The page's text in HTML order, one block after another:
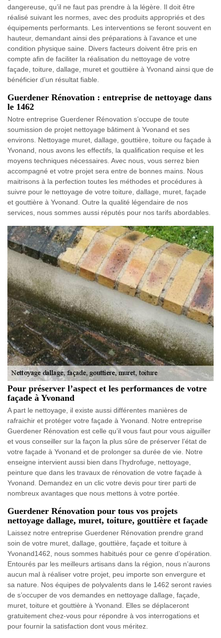
dangereuse, qu’il ne faut pas prendre à la légère. Il doit être
réalisé suivant les normes, avec des produits appropriés et des
équipements performants. Les interventions se feront souvent en
hauteur, demandant ainsi des préparations à l’avance et une
condition physique saine. Divers facteurs doivent être pris en
compte afin de faciliter la réalisation du nettoyage de votre
façade, toiture, dallage, muret et gouttière à Yvonand ainsi que de
bénéficier d’un résultat fiable.
Guerdener Rénovation : entreprise de nettoyage dans
le 1462
Notre entreprise Guerdener Rénovation s’occupe de toute
soumission de projet nettoyage bâtiment à Yvonand et ses
environs. Nettoyage muret, dallage, gouttière, toiture ou façade à
Yvonand, nous avons les effectifs, la qualification requise et les
moyens techniques nécessaires. Avec nous, vous serrez bien
accompagné et votre projet sera entre de bonnes mains. Nous
maitrisons à la perfection toutes les méthodes et procédures à
suivre pour le nettoyage de votre toiture, dallage, muret, façade
et gouttière à Yvonand. Outre la qualité légendaire de nos
services, nous sommes aussi réputés pour nos tarifs abordables.
Pour préserver l’aspect et les performances de votre
façade à Yvonand
A part le nettoyage, il existe aussi différentes manières de
rafraichir et protéger votre façade à Yvonand. Notre entreprise
Guerdener Rénovation est celle qu’il vous faut pour vous aiguiller
et vous conseiller sur la façon la plus sûre de préserver l’état de
votre façade à Yvonand et de prolonger sa durée de vie. Notre
enseigne intervient aussi bien dans l’hydrofuge, nettoyage,
peinture que dans les travaux de rénovation de votre façade à
Yvonand. Demandez en un clic votre devis pour tirer parti de
nombreux avantages que nous mettons à votre portée.
Guerdener Rénovation pour tous vos projets
nettoyage dallage, muret, toiture, gouttière et façade
Laissez notre entreprise Guerdener Rénovation prendre grand
soin de votre muret, dallage, gouttière, façade et toiture à
Yvonand1462, nous sommes habitués pour ce genre d’opération.
Entourés par les meilleurs artisans dans la région, nous n’aurons
aucun mal à réaliser votre projet, peu importe son envergure et
sa nature. Nos équipes de polyvalents dans le 1462 seront ravies
de s’occuper de vos demandes en nettoyage dallage, façade,
muret, toiture et gouttière à Yvonand. Elles se déplaceront
gratuitement chez-vous pour répondre à vos interrogations et
pour fournir la satisfaction dont vous méritez.